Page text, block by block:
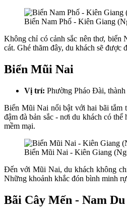
Biển Nam Phố - Kiên Giang
Không chỉ có cảnh sắc nên thơ, biển
cát. Ghé thăm đây, du khách sẽ được
Biển Mũi Nai
Vị trí: Phường Pháo Đài,
Biển Mũi Nai nổi bật với hai bãi tắm
đậm đà bản sắc - nơi du khách có
mềm mại.
Biển Mũi Nai - Kiên Giang
Đến với Mũi Nai, du khách không
Những khoảnh khắc đón bình minh
Bãi Cây Mến - Nam Du